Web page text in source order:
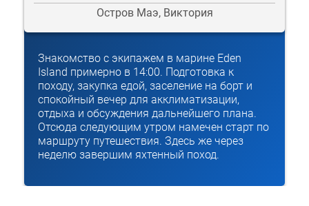
Остров Маэ, Виктория
Знакомство с экипажем в марине Eden
Island примерно в 14:00. Подготовка к
походу, закупка едой, заселение на борт и
спокойный вечер для акклиматизации,
отдыха и обсуждения дальнейшего плана.
Отсюда следующим утром намечен старт по
маршруту путешествия. Здесь же через
неделю завершим яхтенный поход.